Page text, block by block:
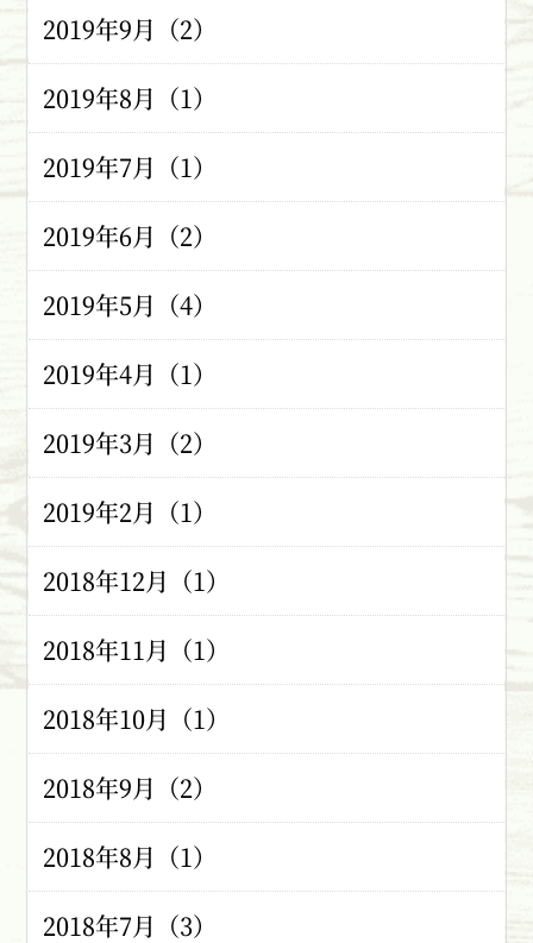
2019年9月（2）
2019年8月（1）
2019年7月（1）
2019年6月（2）
2019年5月（4）
2019年4月（1）
2019年3月（2）
2019年2月（1）
2018年12月（1）
2018年11月（1）
2018年10月（1）
2018年9月（2）
2018年8月（1）
2018年7月（3）